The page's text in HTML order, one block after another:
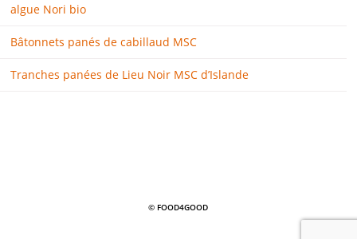
algue Nori bio
Bâtonnets panés de cabillaud MSC
Tranches panées de Lieu Noir MSC d’Islande
© FOOD4GOOD